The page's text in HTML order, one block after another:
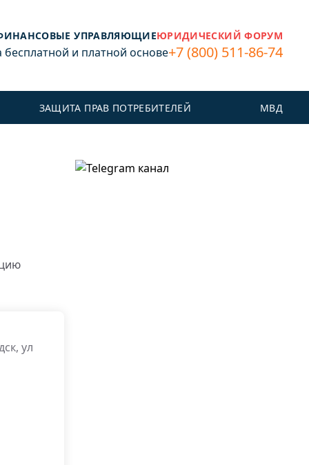
УПРАВЛЯЮЩИЕЮРИДИЧЕСКИЙ ФОРУМ
и платной основе+7 (800) 511-86-74
ЗАЩИТА ПРАВ ПОТРЕБИТЕЛЕЙ МВД
ул